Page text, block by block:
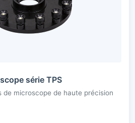
série TPS
de microscope de haute précision